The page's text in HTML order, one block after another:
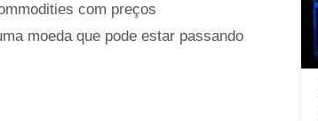
com preços
moeda que pode estar passando